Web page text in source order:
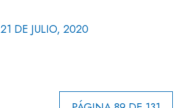
21 DE JULIO, 2020